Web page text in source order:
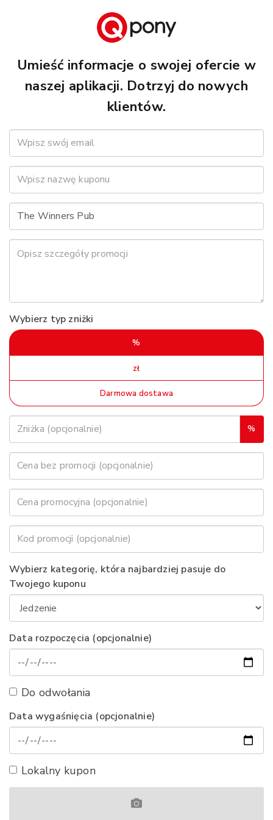
Umieść informacje o swojej ofercie w
naszej aplikacji. Dotrzyj do nowych
klientów.
Wybierz typ zniżki
%
zł
Darmowa dostawa
%
Wybierz kategorię, która najbardziej pasuje do
Twojego kuponu
Data rozpoczęcia (opcjonalnie)
Do odwołania
Data wygaśnięcia (opcjonalnie)
Lokalny kupon